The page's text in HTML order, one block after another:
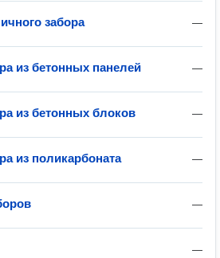
—
забора
—
из бетонных панелей
—
из бетонных блоков
—
из поликарбоната
—
—